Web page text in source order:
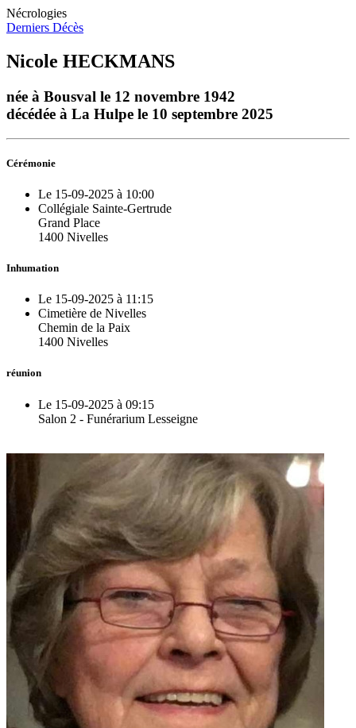
Nécrologies
Derniers Décès
Nicole HECKMANS
née à Bousval le 12 novembre 1942
décédée à La Hulpe le 10 septembre 2025
Cérémonie
Le 15-09-2025 à 10:00
Collégiale Sainte-Gertrude
Grand Place
1400 Nivelles
Inhumation
Le 15-09-2025 à 11:15
Cimetière de Nivelles
Chemin de la Paix
1400 Nivelles
réunion
Le 15-09-2025 à 09:15
Salon 2 - Funérarium Lesseigne